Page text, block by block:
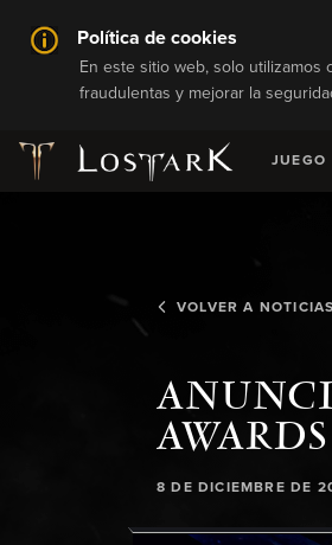
Política de cookies
En este sitio web, solo utilizamos
fraudulentas y mejorar la
JUEGO
VOLVER A NOTICIAS
AWARDS
8 DE DICIEMBRE DE